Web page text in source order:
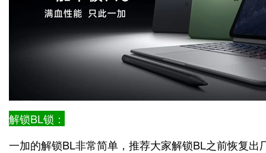
解锁BL锁：
一加的解锁BL非常简单，推荐大家解锁BL之前恢复